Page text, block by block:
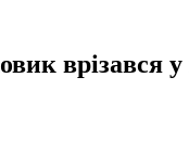
врізався у